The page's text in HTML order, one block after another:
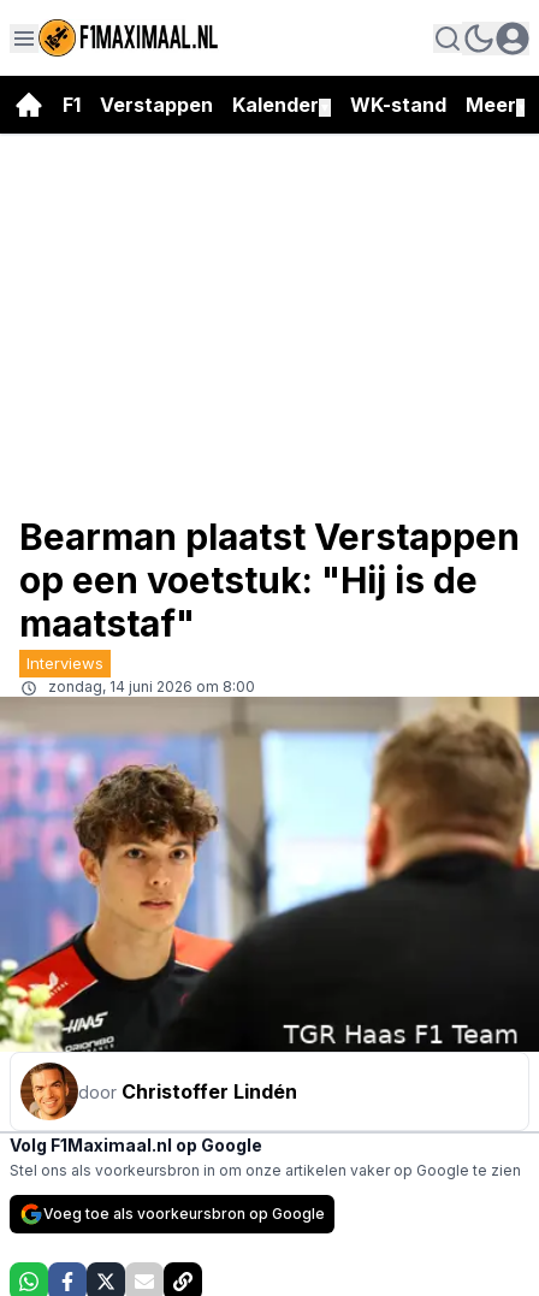
F1 Verstappen Kalender WK-stand Meer
Bearman plaatst Verstappen
op een voetstuk: "Hij is de
maatstaf"
Interviews
zondag, 14 juni 2026 om 8:00
door Christoffer Lindén
Volg F1Maximaal.nl op Google
Stel ons als voorkeursbron in om onze artikelen vaker op Google te zien
Voeg toe als voorkeursbron op Google